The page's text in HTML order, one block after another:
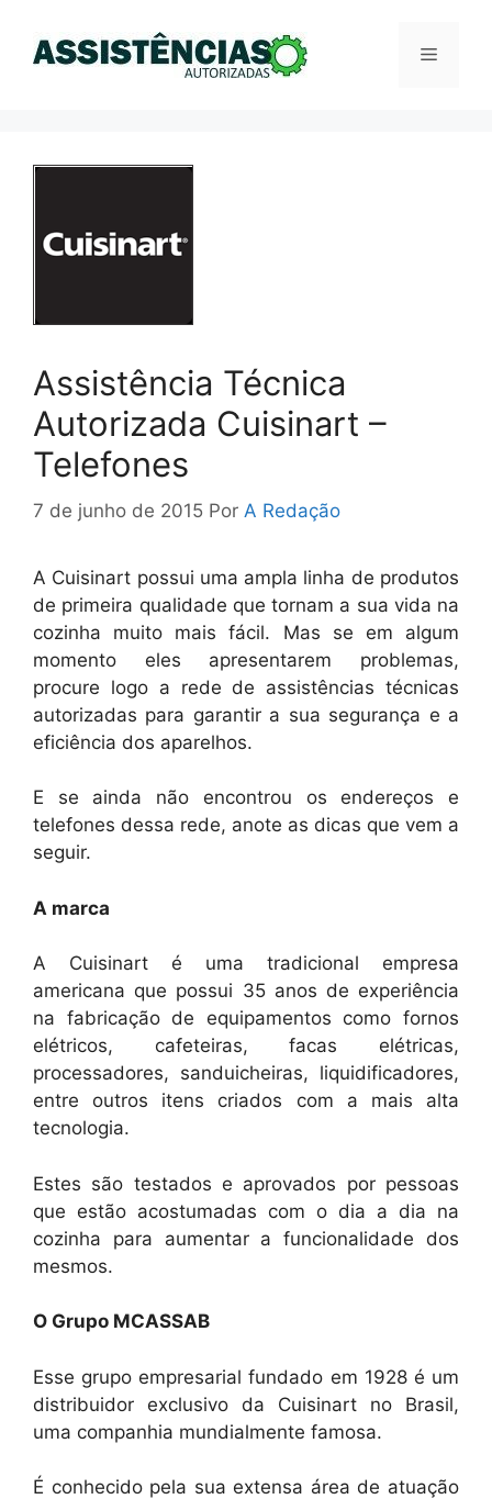
Menu
Assistência Técnica
Autorizada Cuisinart –
Telefones
7 de junho de 2015 Por A Redação
A Cuisinart possui uma ampla linha de produtos
de primeira qualidade que tornam a sua vida na
cozinha muito mais fácil. Mas se em algum
momento eles apresentarem problemas,
procure logo a rede de assistências técnicas
autorizadas para garantir a sua segurança e a
eficiência dos aparelhos.
E se ainda não encontrou os endereços e
telefones dessa rede, anote as dicas que vem a
seguir.
A marca
A Cuisinart é uma tradicional empresa
americana que possui 35 anos de experiência
na fabricação de equipamentos como fornos
elétricos, cafeteiras, facas elétricas,
processadores, sanduicheiras, liquidificadores,
entre outros itens criados com a mais alta
tecnologia.
Estes são testados e aprovados por pessoas
que estão acostumadas com o dia a dia na
cozinha para aumentar a funcionalidade dos
mesmos.
O Grupo MCASSAB
Esse grupo empresarial fundado em 1928 é um
distribuidor exclusivo da Cuisinart no Brasil,
uma companhia mundialmente famosa.
É conhecido pela sua extensa área de atuação